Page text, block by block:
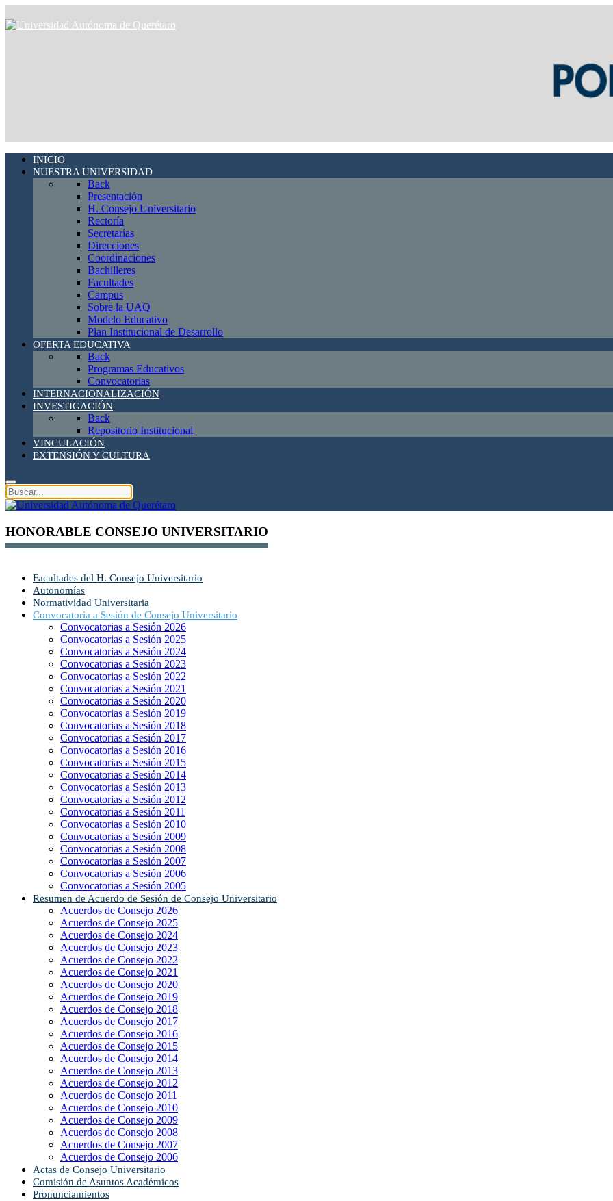
INICIO
NUESTRA UNIVERSIDAD
Back
Presentación
H. Consejo Universitario
Rectoría
Secretarías
Direcciones
Coordinaciones
Bachilleres
Facultades
Campus
Sobre la UAQ
Modelo Educativo
Plan Institucional de Desarrollo
OFERTA EDUCATIVA
Back
Programas Educativos
Convocatorias
INTERNACIONALIZACIÓN
INVESTIGACIÓN
Back
Repositorio Institucional
VINCULACIÓN
EXTENSIÓN Y CULTURA
HONORABLE CONSEJO UNIVERSITARIO
Facultades del H. Consejo Universitario
Autonomías
Normatividad Universitaria
Convocatoria a Sesión de Consejo Universitario
Convocatorias a Sesión 2026
Convocatorias a Sesión 2025
Convocatorias a Sesión 2024
Convocatorias a Sesión 2023
Convocatorias a Sesión 2022
Convocatorias a Sesión 2021
Convocatorias a Sesión 2020
Convocatorias a Sesión 2019
Convocatorias a Sesión 2018
Convocatorias a Sesión 2017
Convocatorias a Sesión 2016
Convocatorias a Sesión 2015
Convocatorias a Sesión 2014
Convocatorias a Sesión 2013
Convocatorias a Sesión 2012
Convocatorias a Sesión 2011
Convocatorias a Sesión 2010
Convocatorias a Sesión 2009
Convocatorias a Sesión 2008
Convocatorias a Sesión 2007
Convocatorias a Sesión 2006
Convocatorias a Sesión 2005
Resumen de Acuerdo de Sesión de Consejo Universitario
Acuerdos de Consejo 2026
Acuerdos de Consejo 2025
Acuerdos de Consejo 2024
Acuerdos de Consejo 2023
Acuerdos de Consejo 2022
Acuerdos de Consejo 2021
Acuerdos de Consejo 2020
Acuerdos de Consejo 2019
Acuerdos de Consejo 2018
Acuerdos de Consejo 2017
Acuerdos de Consejo 2016
Acuerdos de Consejo 2015
Acuerdos de Consejo 2014
Acuerdos de Consejo 2013
Acuerdos de Consejo 2012
Acuerdos de Consejo 2011
Acuerdos de Consejo 2010
Acuerdos de Consejo 2009
Acuerdos de Consejo 2008
Acuerdos de Consejo 2007
Acuerdos de Consejo 2006
Actas de Consejo Universitario
Comisión de Asuntos Académicos
Pronunciamientos